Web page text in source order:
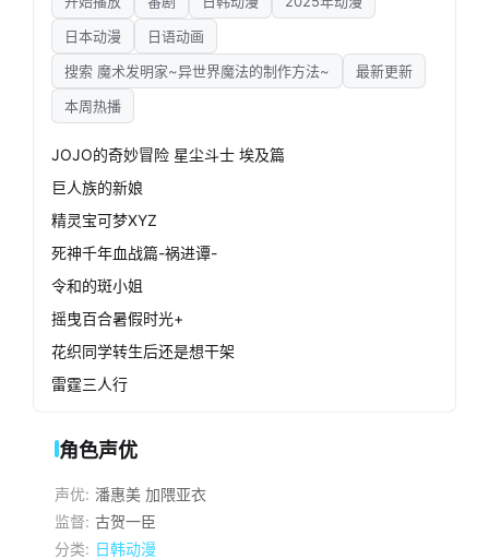
日本动漫
日语动画
搜索 魔术发明家~异世界魔法的制作方法~
最新更新
本周热播
JOJO的奇妙冒险 星尘斗士 埃及篇
巨人族的新娘
精灵宝可梦XYZ
死神千年血战篇-祸进谭-
令和的斑小姐
摇曳百合暑假时光+
花织同学转生后还是想干架
雷霆三人行
角色声优
声优: 潘惠美 加隈亚衣
监督: 古贺一臣
分类: 日韩动漫